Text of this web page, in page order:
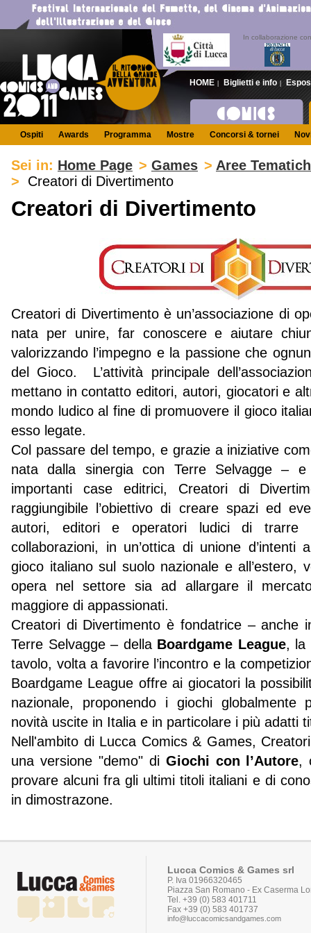
In collaborazione con
HOME | Biglietti e info |
Ospiti Awards Programma Mostre Concorsi & tornei
Sei in: Home Page > Games > Aree
>
Creatori di Divertimento
Creatori di Divertimento
Creatori di Divertimento è un’associazione di
nata per unire, far conoscere e aiutare
valorizzando l’impegno e la passione che
del Gioco. L’attività principale
mettano in contatto editori, autori, giocatori e
mondo ludico al fine di promuovere il gioco
esso legate.
Col passare del tempo, e grazie a iniziative
nata dalla sinergia con Terre Selvagge – e
importanti case editrici, Creatori di
raggiungibile l’obiettivo di creare spazi ed
autori, editori e operatori ludici di
collaborazioni, in un’ottica di unione d’intenti
gioco italiano sul suolo nazionale e all’estero,
opera nel settore sia ad allargare il
maggiore di appassionati.
Creatori di Divertimento è fondatrice – anche
Terre Selvagge – della Boardgame League, la
tavolo, volta a favorire l’incontro e la
Boardgame League offre ai giocatori la
nazionale, proponendo i giochi globalmente
novità uscite in Italia e in particolare i più adatti
Nell'ambito di Lucca Comics & Games,
una versione "demo" di Giochi con l’Autore,
provare alcuni fra gli ultimi titoli italiani e di
in dimostrazone.
Lucca Comics & Games srl
P. Iva 01966320465
Piazza San Romano - Ex Caserma
Tel. +39 (0) 583 401711
Fax +39 (0) 583 401737
info@luccacomicsandgames.com